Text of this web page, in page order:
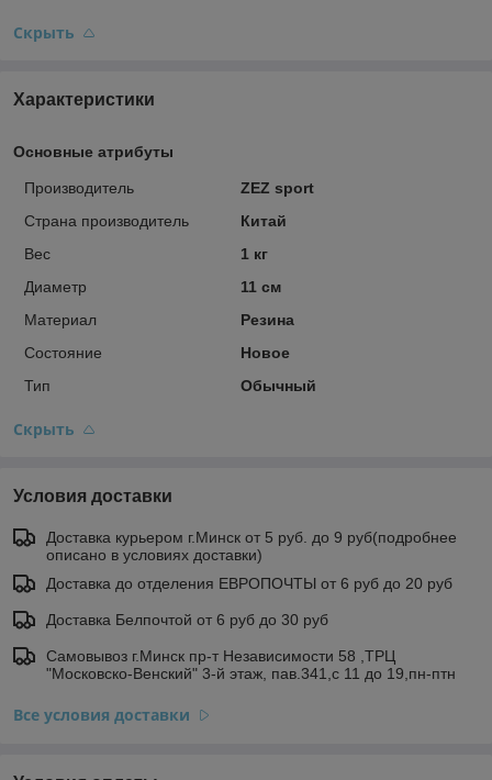
Скрыть
Характеристики
Основные атрибуты
Производитель
ZEZ sport
Страна производитель
Китай
Вес
1 кг
Диаметр
11 см
Материал
Резина
Состояние
Новое
Тип
Обычный
Скрыть
Условия доставки
Доставка курьером г.Минск от 5 руб. до 9 руб(подробнее
описано в условиях доставки)
Доставка до отделения ЕВРОПОЧТЫ от 6 руб до 20 руб
Доставка Белпочтой от 6 руб до 30 руб
Самовывоз г.Минск пр-т Независимости 58 ,ТРЦ
"Московско-Венский" 3-й этаж, пав.341,с 11 до 19,пн-птн
Все условия доставки